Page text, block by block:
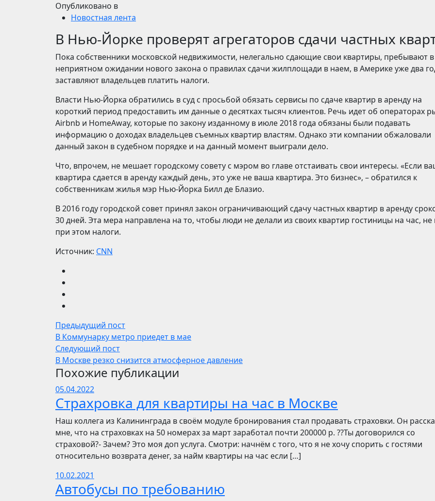
Опубликовано в
Новостная лента
В Нью-Йорке проверят агрегаторов сдачи частных
Пока собственники московской недвижимости, нелегально сдающие свои квартиры, пребывают в
неприятном ожидании нового закона о правилах сдачи жилплощади в наем, в Америке уже два
заставляют владельцев платить налоги.
Власти Нью-Йорка обратились в суд с просьбой обязать сервисы по сдаче квартир в аренду на
короткий период предоставить им данные о десятках тысяч клиентов. Речь идет об операторах
Airbnb и HomeAway, которые по закону изданному в июле 2018 года обязаны были подавать
информацию о доходах владельцев съемных квартир властям. Однако эти компании обжаловали
данный закон в судебном порядке и на данный момент выиграли дело.
Что, впрочем, не мешает городскому совету с мэром во главе отстаивать свои интересы. «Если
квартира сдается в аренду каждый день, это уже не ваша квартира. Это бизнес», – обратился к
собственникам жилья мэр Нью-Йорка Билл де Блазио.
В 2016 году городской совет принял закон ограничивающий сдачу частных квартир в аренду
30 дней. Эта мера направлена на то, чтобы люди не делали из своих квартир гостиницы на час, не
при этом налоги.
Источник: CNN
Предыдущий пост
В Коммунарку метро приедет в мае
Следующий пост
В Москве резко снизится атмосферное давление
Похожие публикации
05.04.2022
Страхровка для квартиры на час в Москве
Наш коллега из Калининграда в своём модуле бронирования стал продавать страховки. Он
мне, что на страховках на 50 номерах за март заработал почти 200000 р. ??Ты договорился со
страховой?- Зачем? Это моя доп услуга. Смотри: начнём с того, что я не хочу спорить с гостями
относительно возврата денег, за найм квартиры на час если […]
10.02.2021
Автобусы по требованию